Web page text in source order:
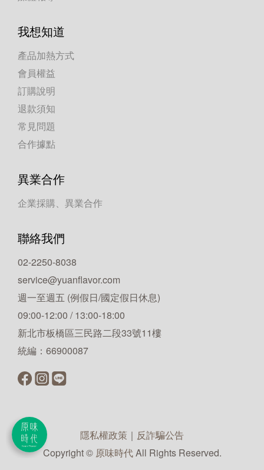
我想知道
產品加熱方式
會員權益
訂購說明
退款須知
常見問題
合作據點
異業合作
企業採購、異業合作
聯絡我們
02-2250-8038
service@yuanflavor.com
週一至週五 (例假日/國定假日休息)
09:00-12:00 / 13:00-18:00
新北市板橋區三民路二段33號11樓
統編：66900087
隱私權政策 ｜ 反詐騙公告
Copyright © 原味時代All Rights Reserved.